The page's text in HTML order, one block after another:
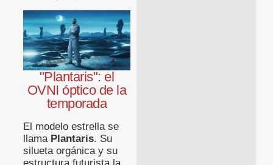
"Plantaris": el
OVNI óptico de la
temporada
El modelo estrella se
llama Plantaris. Su
silueta orgánica y su